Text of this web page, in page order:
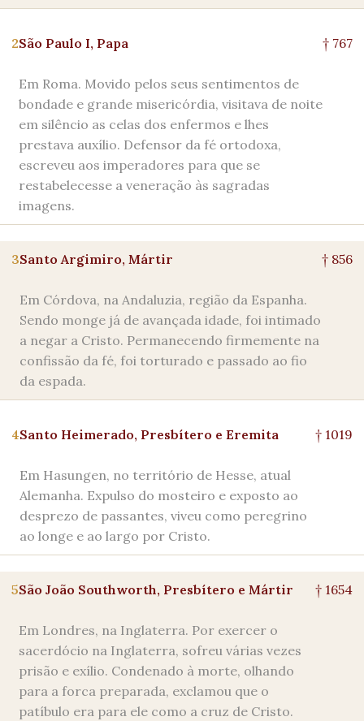
2São Paulo I, Papa
Em Roma. Movido pelos seus sentimentos de
bondade e grande misericórdia, visitava de noite
em silêncio as celas dos enfermos e lhes
prestava auxílio. Defensor da fé ortodoxa,
escreveu aos imperadores para que se
restabelecesse a veneração às sagradas
imagens.
† 767
3Santo Argimiro, Mártir
Em Córdova, na Andaluzia, região da Espanha.
Sendo monge já de avançada idade, foi intimado
a negar a Cristo. Permanecendo firmemente na
confissão da fé, foi torturado e passado ao fio
da espada.
† 856
4Santo Heimerado, Presbítero e Eremita
Em Hasungen, no território de Hesse, atual
Alemanha. Expulso do mosteiro e exposto ao
desprezo de passantes, viveu como peregrino
ao longe e ao largo por Cristo.
† 1019
5São João Southworth, Presbítero e Mártir
Em Londres, na Inglaterra. Por exercer o
sacerdócio na Inglaterra, sofreu várias vezes
prisão e exílio. Condenado à morte, olhando
para a forca preparada, exclamou que o
patíbulo era para ele como a cruz de Cristo.
† 1654